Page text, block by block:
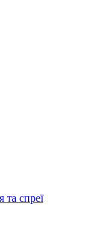
та спреї